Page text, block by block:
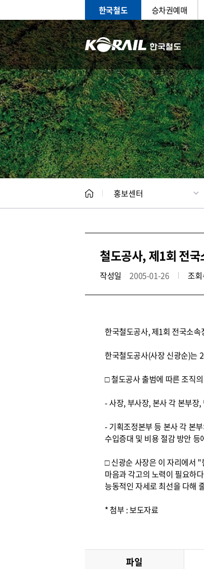
한국철도 승차권예매
홍보
홍보센터
철도공사, 제1회 전
작성일 2005-01-26 조
한국철도공사, 제1회 전국소속
한국철도공사(사장 신광순)는
□ 철도공사 출범에 따른 조직
- 사장, 부사장, 본사 각 본부장
- 기획조정본부 등 본사 각 본
수입증대 및 비용 절감 방안
□ 신광순 사장은 이 자리에서
마음과 각고의 노력이 필요하
능동적인 자세로 최선을 다해
* 첨부 : 보도자료
파일